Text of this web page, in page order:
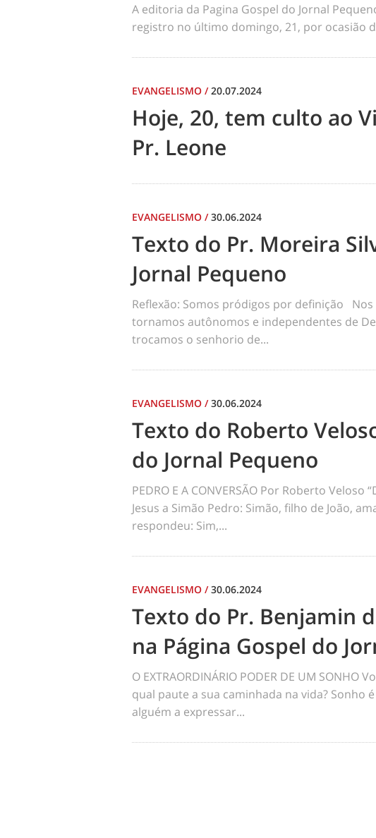
A editoria da Pagina Gospel do Jornal
registro no último domingo, 21, por ocasião
EVANGELISMO /20.07.2024
Hoje, 20, tem culto ao
Pr. Leone
EVANGELISMO /30.06.2024
Texto do Pr. Moreira
Jornal Pequeno
Reflexão: Somos pródigos por definição
tornamos autônomos e independentes de
trocamos o senhorio de...
EVANGELISMO /30.06.2024
Texto do Roberto
do Jornal Pequeno
PEDRO E A CONVERSÃO Por Roberto
Jesus a Simão Pedro: Simão, filho de João,
respondeu: Sim,...
EVANGELISMO /30.06.2024
Texto do Pr. Benjamin
na Página Gospel do
O EXTRAORDINÁRIO PODER DE UM
qual paute a sua caminhada na vida? Sonho
alguém a expressar...